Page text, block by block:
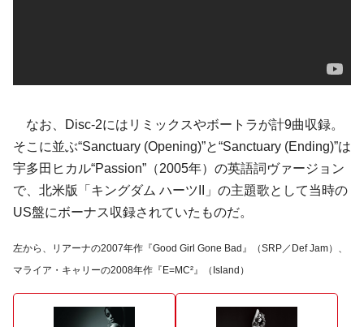
なお、Disc-2にはリミックスやボートラが計9曲収録。
そこに並ぶ“Sanctuary (Opening)”と“Sanctuary (Ending)”は
宇多田ヒカル“Passion”（2005年）の英語詞ヴァージョン
で、北米版「キングダム ハーツII」の主題歌として当時の
US盤にボーナス収録されていたものだ。
左から、リアーナの2007年作『Good Girl Gone Bad』（SRP／Def Jam）、
マライア・キャリーの2008年作『E=MC²』（Island）